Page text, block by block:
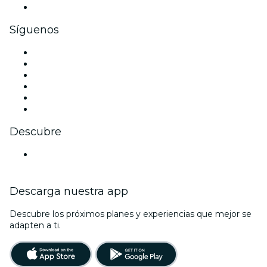
Síguenos
Descubre
Descarga nuestra app
Descubre los próximos planes y experiencias que mejor se
adapten a ti.